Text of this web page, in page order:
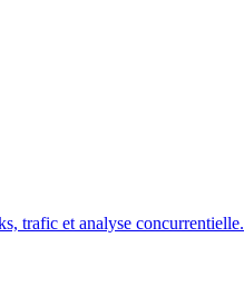
trafic et analyse concurrentielle.